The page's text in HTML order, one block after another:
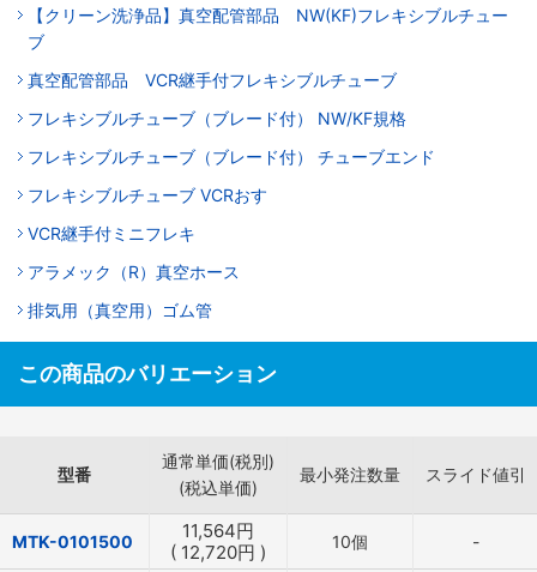
【クリーン洗浄品】真空配管部品 NW(KF)フレキシブルチュー
ブ
真空配管部品 VCR継手付フレキシブルチューブ
フレキシブルチューブ（ブレード付） NW/KF規格
フレキシブルチューブ（ブレード付） チューブエンド
フレキシブルチューブ VCRおす
VCR継手付ミニフレキ
アラメック（R）真空ホース
排気用（真空用）ゴム管
この商品のバリエーション
型番
通常単価(税別)
(税込単価)
最小発注数量 スライド値引
MTK-0101500 11,564円
( 12,720円 ) 10個 -